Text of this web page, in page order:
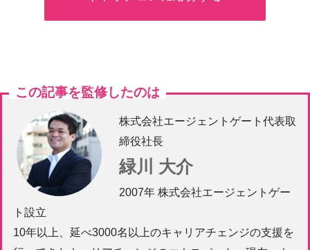
この記事を監修したのは
株式会社エージェントゲート代表取
締役社長
緑川 大介
2007年 株式会社エージェントゲー
ト設立
10年以上、延べ3000名以上のキャリアチェンジの支援を